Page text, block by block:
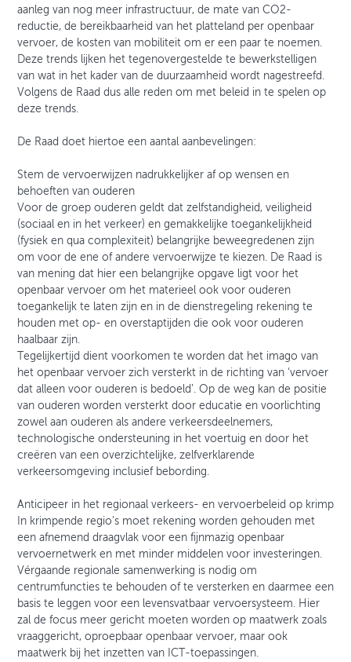
aanleg van nog meer infrastructuur, de mate van CO2-
reductie, de bereikbaarheid van het platteland per openbaar
vervoer, de kosten van mobiliteit om er een paar te noemen.
Deze trends lijken het tegenovergestelde te bewerkstelligen
van wat in het kader van de duurzaamheid wordt nagestreefd.
Volgens de Raad dus alle reden om met beleid in te spelen op
deze trends.
De Raad doet hiertoe een aantal aanbevelingen:
Stem de vervoerwijzen nadrukkelijker af op wensen en
behoeften van ouderen
Voor de groep ouderen geldt dat zelfstandigheid, veiligheid
(sociaal en in het verkeer) en gemakkelijke toegankelijkheid
(fysiek en qua complexiteit) belangrijke beweegredenen zijn
om voor de ene of andere vervoerwijze te kiezen. De Raad is
van mening dat hier een belangrijke opgave ligt voor het
openbaar vervoer om het materieel ook voor ouderen
toegankelijk te laten zijn en in de dienstregeling rekening te
houden met op- en overstaptijden die ook voor ouderen
haalbaar zijn.
Tegelijkertijd dient voorkomen te worden dat het imago van
het openbaar vervoer zich versterkt in de richting van ‘vervoer
dat alleen voor ouderen is bedoeld’. Op de weg kan de positie
van ouderen worden versterkt door educatie en voorlichting
zowel aan ouderen als andere verkeersdeelnemers,
technologische ondersteuning in het voertuig en door het
creëren van een overzichtelijke, zelfverklarende
verkeersomgeving inclusief bebording.
Anticipeer in het regionaal verkeers- en vervoerbeleid op krimp
In krimpende regio’s moet rekening worden gehouden met
een afnemend draagvlak voor een fijnmazig openbaar
vervoernetwerk en met minder middelen voor investeringen.
Vérgaande regionale samenwerking is nodig om
centrumfuncties te behouden of te versterken en daarmee een
basis te leggen voor een levensvatbaar vervoersysteem. Hier
zal de focus meer gericht moeten worden op maatwerk zoals
vraaggericht, oproepbaar openbaar vervoer, maar ook
maatwerk bij het inzetten van ICT-toepassingen.